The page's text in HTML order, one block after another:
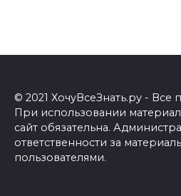
© 2021 ХочуВсеЗнать.ру -
При использовании
сайт обязательна.
ответственности за
пользователями.